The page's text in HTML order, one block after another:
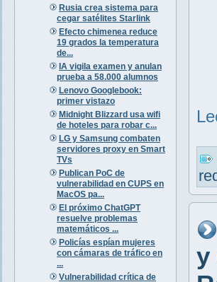
Rusia crea sistema para
cegar satélites Starlink
Efecto chimenea reduce
19 grados la temperatura
de...
IA vigila examen y anulan
prueba a 58.000 alumnos
Lenovo Googlebook:
primer vistazo
Midnight Blizzard usa wifi
de hoteles para robar c...
LG y Samsung combaten
servidores proxy en Smart
TVs
Publican PoC de
vulnerabilidad en CUPS en
MacOS pa...
El próximo ChatGPT
resuelve problemas
matemáticos ...
Policías espían mujeres
con cámaras de tráfico en
...
Vulnerabilidad crítica de
y